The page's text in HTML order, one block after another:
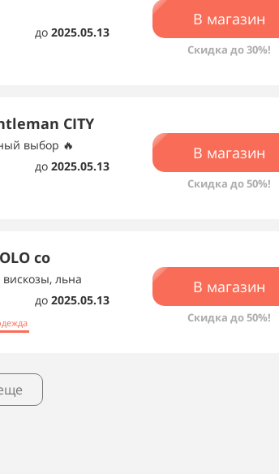
до 2025.05.13
В магазин
Скидка до 30%!
CITY
выбор 🔥
до 2025.05.13
В магазин
Скидка до 50%!
со
вискозы, льна
до 2025.05.13
В магазин
Скидка до 50%!